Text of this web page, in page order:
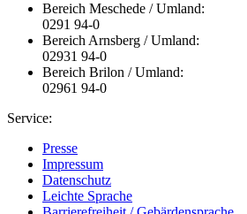
Bereich Meschede / Umland:
0291 94-0
Bereich Arnsberg / Umland:
02931 94-0
Bereich Brilon / Umland:
02961 94-0
Service:
Presse
Impressum
Datenschutz
Leichte Sprache